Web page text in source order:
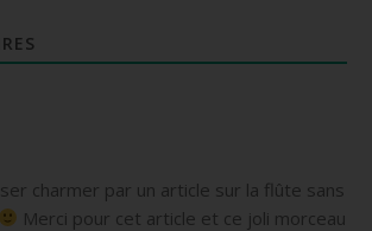
charmer par un article sur la flûte sans
Merci pour cet article et ce joli morceau